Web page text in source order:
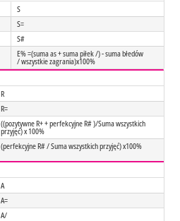
S
S=
S#
E% =(suma as + suma piłek /) - suma błedów
/ wszystkie zagrania)x100%
R
R=
((pozytywne R+ + perfekcyjne R# )/Suma wszystkich
przyjęć) x 100%
(perfekcyjne R# / Suma wszystkich przyjęć) x100%
A
A=
A/